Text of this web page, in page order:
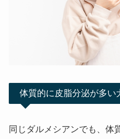
体質的に皮脂分泌が多い
同じダルメシアンでも、体